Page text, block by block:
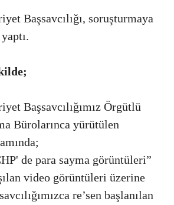
Başsavcılığı, soruşturmaya
Başsavcılığımız Örgütlü
Bürolarınca yürütülen
de para sayma görüntüleri”
video görüntüleri üzerine
re’sen başlanılan